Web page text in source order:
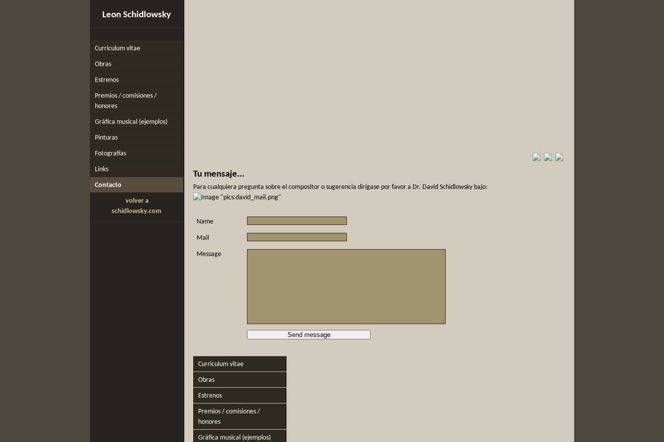
Leon Schidlowsky
Curriculum vitae
Obras
Estrenos
Premios / comisiones /
honores
Gráfica musical (ejemplos)
Pinturas
Fotografías
Links
Contacto
volver a
schidlowsky.com
Tu mensaje...
Para cualquiera pregunta sobre el compositor o sugerencia dirígase por favor a Dr. David Schidlowsky bajo:
Name
Mail
Message
Curriculum vitae
Obras
Estrenos
Premios / comisiones /
honores
Gráfica musical (ejemplos)